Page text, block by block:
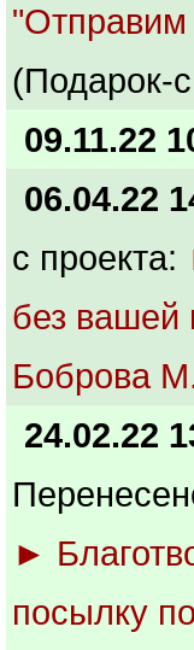
(Подарок-
09.11.22
06.04.22
с проекта:
без вашей
Боброва
24.02.22
►
посылку